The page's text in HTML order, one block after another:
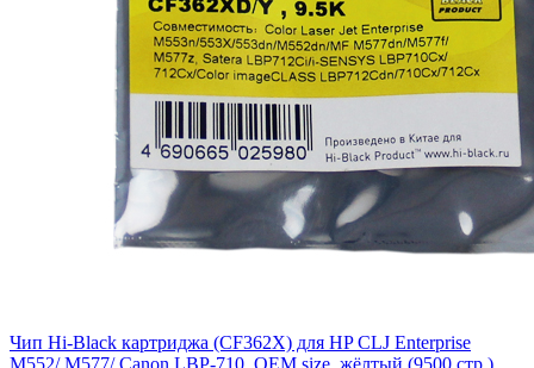
Чип Hi-Black картриджа (CF362X) для HP CLJ Enterprise